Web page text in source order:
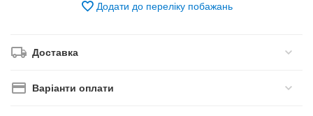
Додати до переліку побажань
Доставка
Варіанти оплати